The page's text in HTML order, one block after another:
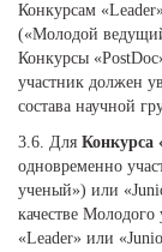
Конкурсам
(«Молодой
Конкурсы
участник должен
состава научной
3.6. Для Конкурса
одновременно
ученый») или
качестве Молодого
«Leader» или